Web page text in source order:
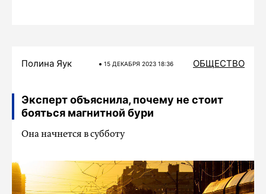
Полина Яук 15 ДЕКАБРЯ 2023 18:36 ОБЩЕСТВО
Эксперт объяснила, почему не стоит
бояться магнитной бури
Она начнется в субботу